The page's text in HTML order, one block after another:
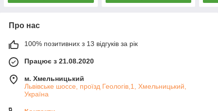
Про нас
100% позитивних з 13 відгуків за рік
Працює з 21.08.2020
м. Хмельницький
Львівське шоссе, проїзд Геологів,1, Хмельницький,
Україна